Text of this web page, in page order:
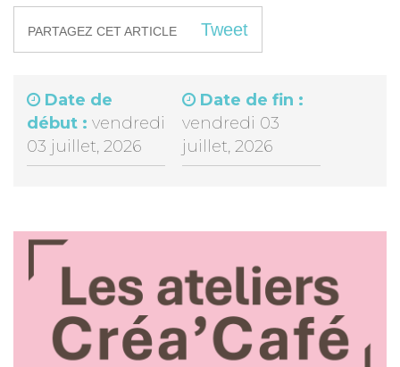
PARTAGEZ CET ARTICLE Tweet
Date de
début : vendredi
03 juillet, 2026
Date de fin :
vendredi 03
juillet, 2026